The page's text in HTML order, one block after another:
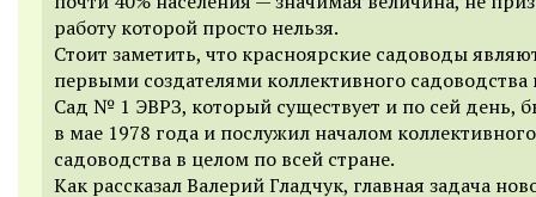
работу которой просто нельзя.
Стоит заметить, что красноярские садоводы
первыми создателями коллективного садоводства
Сад № 1 ЭВРЗ, который существует и по сей день,
в мае 1978 года и послужил началом коллективного
садоводства в целом по всей стране.
Как рассказал Валерий Гладчук, главная задача